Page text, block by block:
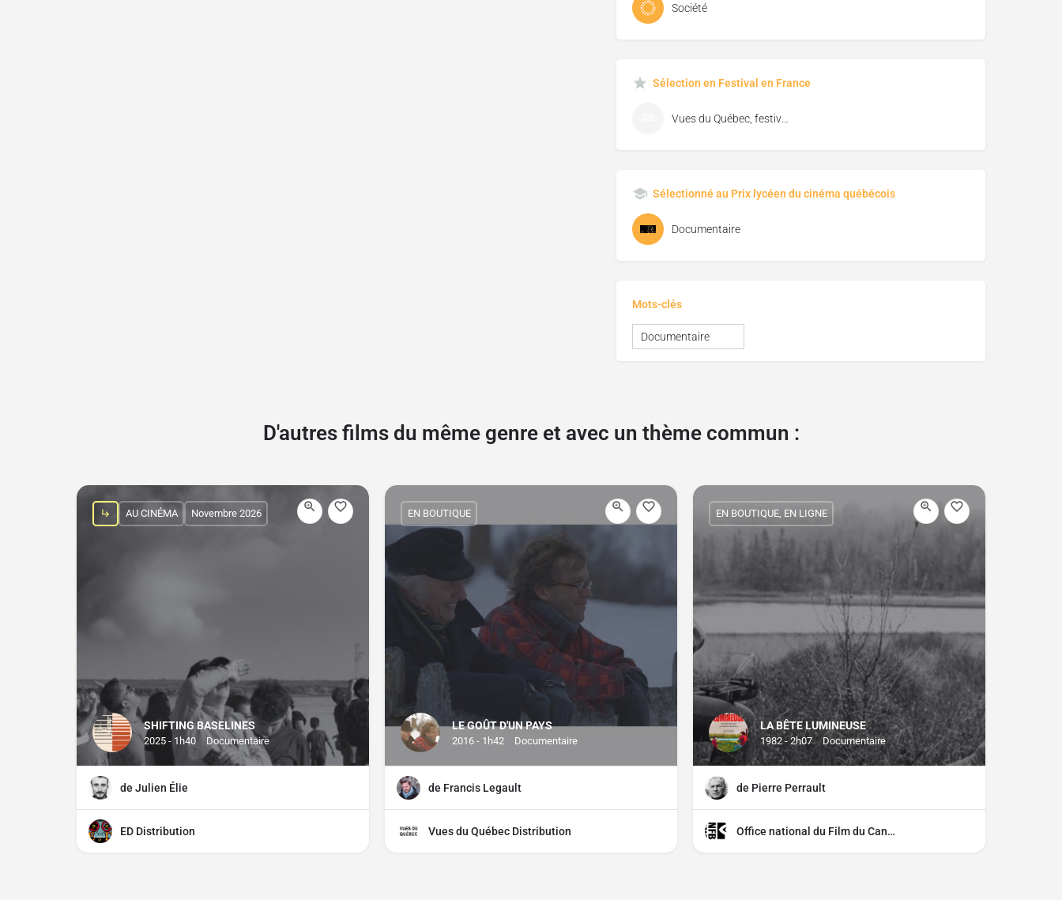
Société
Sélection en Festival en France
Vues du Québec, festival de cinéma de Florac
Sélectionné au Prix lycéen du cinéma québécois
Documentaire
Mots-clés
Documentaire
D'autres films du même genre et avec un thème commun :
SHIFTING BASELINES
2025 - 1h40 Documentaire
AU CINÉMA Novembre 2026
de Julien Élie
ED Distribution
LE GOÛT D'UN PAYS
2016 - 1h42 Documentaire
EN BOUTIQUE
de Francis Legault
Vues du Québec Distribution
LA BÊTE LUMINEUSE
1982 - 2h07 Documentaire
EN BOUTIQUE, EN LIGNE
de Pierre Perrault
Office national du Film du Canada (ONF)